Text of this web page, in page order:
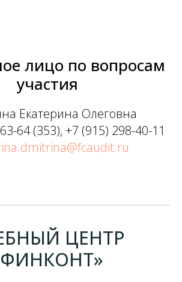
лицо по вопросам
участия
Екатерина Олеговна
64 (353), +7 (915) 298-40-11
ЦЕНТР